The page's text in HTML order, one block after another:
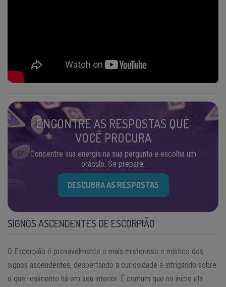
ENCONTRE AS RESPOSTAS QUE
VOCÊ PROCURA
Concentre sua energia na sua pergunta e escolha um
oráculo. Se prepare.
DESCUBRA AS RESPOSTAS
SIGNOS ASCENDENTES DE ESCORPIÃO
O Escorpião é provavelmente o mais misterioso e místico dos
signos ascendentes, despertando a curiosidade e intrigando sobre
o que realmente há em seu interior. É comum que no início ele